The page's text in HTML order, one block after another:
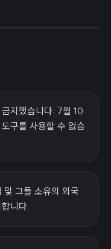
지했습니다: 7월 10
구를 사용할 수 없습
및 그들 소유의 외국
니다.